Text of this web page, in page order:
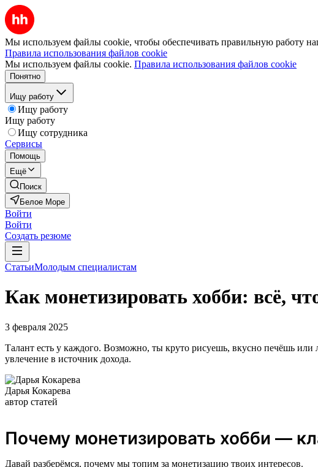
Мы используем файлы cookie, чтобы обеспечивать правильную работу
Правила использования файлов cookie
Мы используем файлы cookie. Правила использования файлов cookie
Понятно
Ищу работу
Ищу работу
Ищу работу
Ищу сотрудника
Сервисы
Помощь
Ещё
Поиск
Белое Море
Войти
Войти
Создать резюме
СтатьиМолодым специалистам
Как монетизировать хобби: всё,
3 февраля 2025
Талант есть у каждого. Возможно, ты круто рисуешь, вкусно печёшь
увлечение в источник дохода.
Дарья Кокарева
автор статей
Почему монетизировать хобби —
Давай разберёмся, почему мы топим за монетизацию твоих интересов.